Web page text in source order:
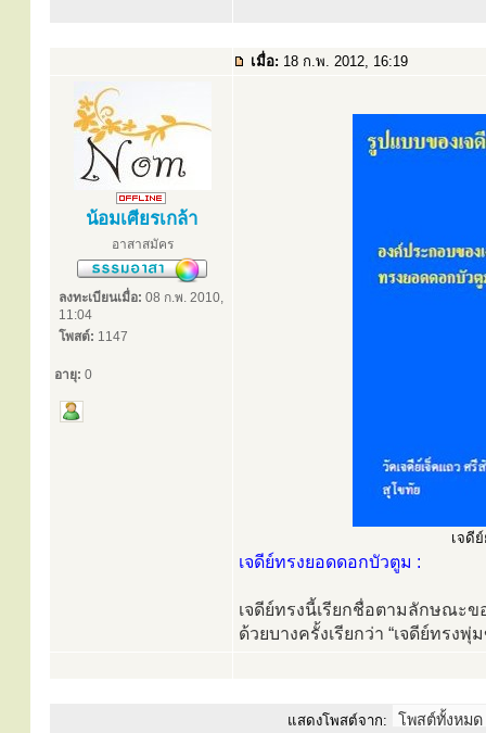
เมื่อ: 18 ก.พ. 2012, 16:19
น้อมเศียรเกล้า
อาสาสมัคร
ลงทะเบียนเมื่อ: 08 ก.พ. 2010,
11:04
โพสต์: 1147
อายุ: 0
เจดี
เจดีย์ทรงยอดดอกบัวตูม :
เจดีย์ทรงนี้เรียกชื่อตามลักษณะ
ด้วยบางครั้งเรียกว่า “เจดีย์ทร
แสดงโพสต์จาก: